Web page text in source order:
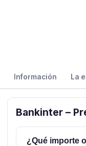
Información La
Bankinter –
¿Qué importe